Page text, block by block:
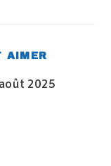
AIMER
2025